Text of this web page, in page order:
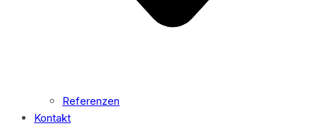
Referenzen
Kontakt